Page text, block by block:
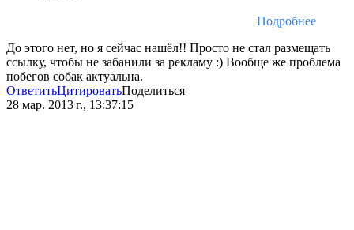
Подробнее
До этого нет, но я сейчас нашёл!! Просто не стал размещать
ссылку, чтобы не забанили за рекламу :) Вообще же проблема
побегов собак актуальна.
ОтветитьЦитироватьПоделиться
28 мар. 2013 г., 13:37:15